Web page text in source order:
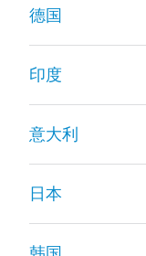
德国
印度
意大利
日本